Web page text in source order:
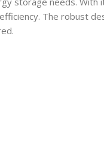
The robust